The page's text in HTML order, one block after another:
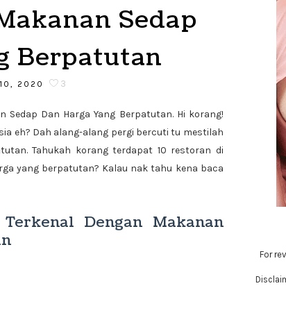
Sedap
Berpatutan
2020 3
Sedap Dan Harga Yang Berpatutan. Hi korang!
eh? Dah alang-alang pergi bercuti tu mestilah
Tahukah korang terdapat 10 restoran di
yang berpatutan? Kalau nak tahu kena baca
Dengan Makanan
For